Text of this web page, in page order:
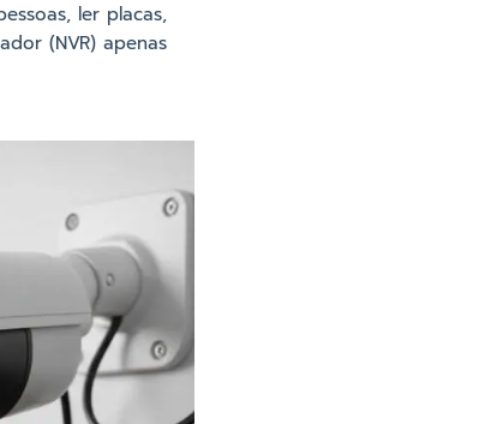
ler placas,
(NVR) apenas